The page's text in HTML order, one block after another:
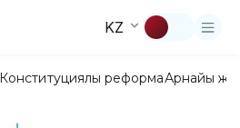
KZ
Конституциялық реформаАрнайы